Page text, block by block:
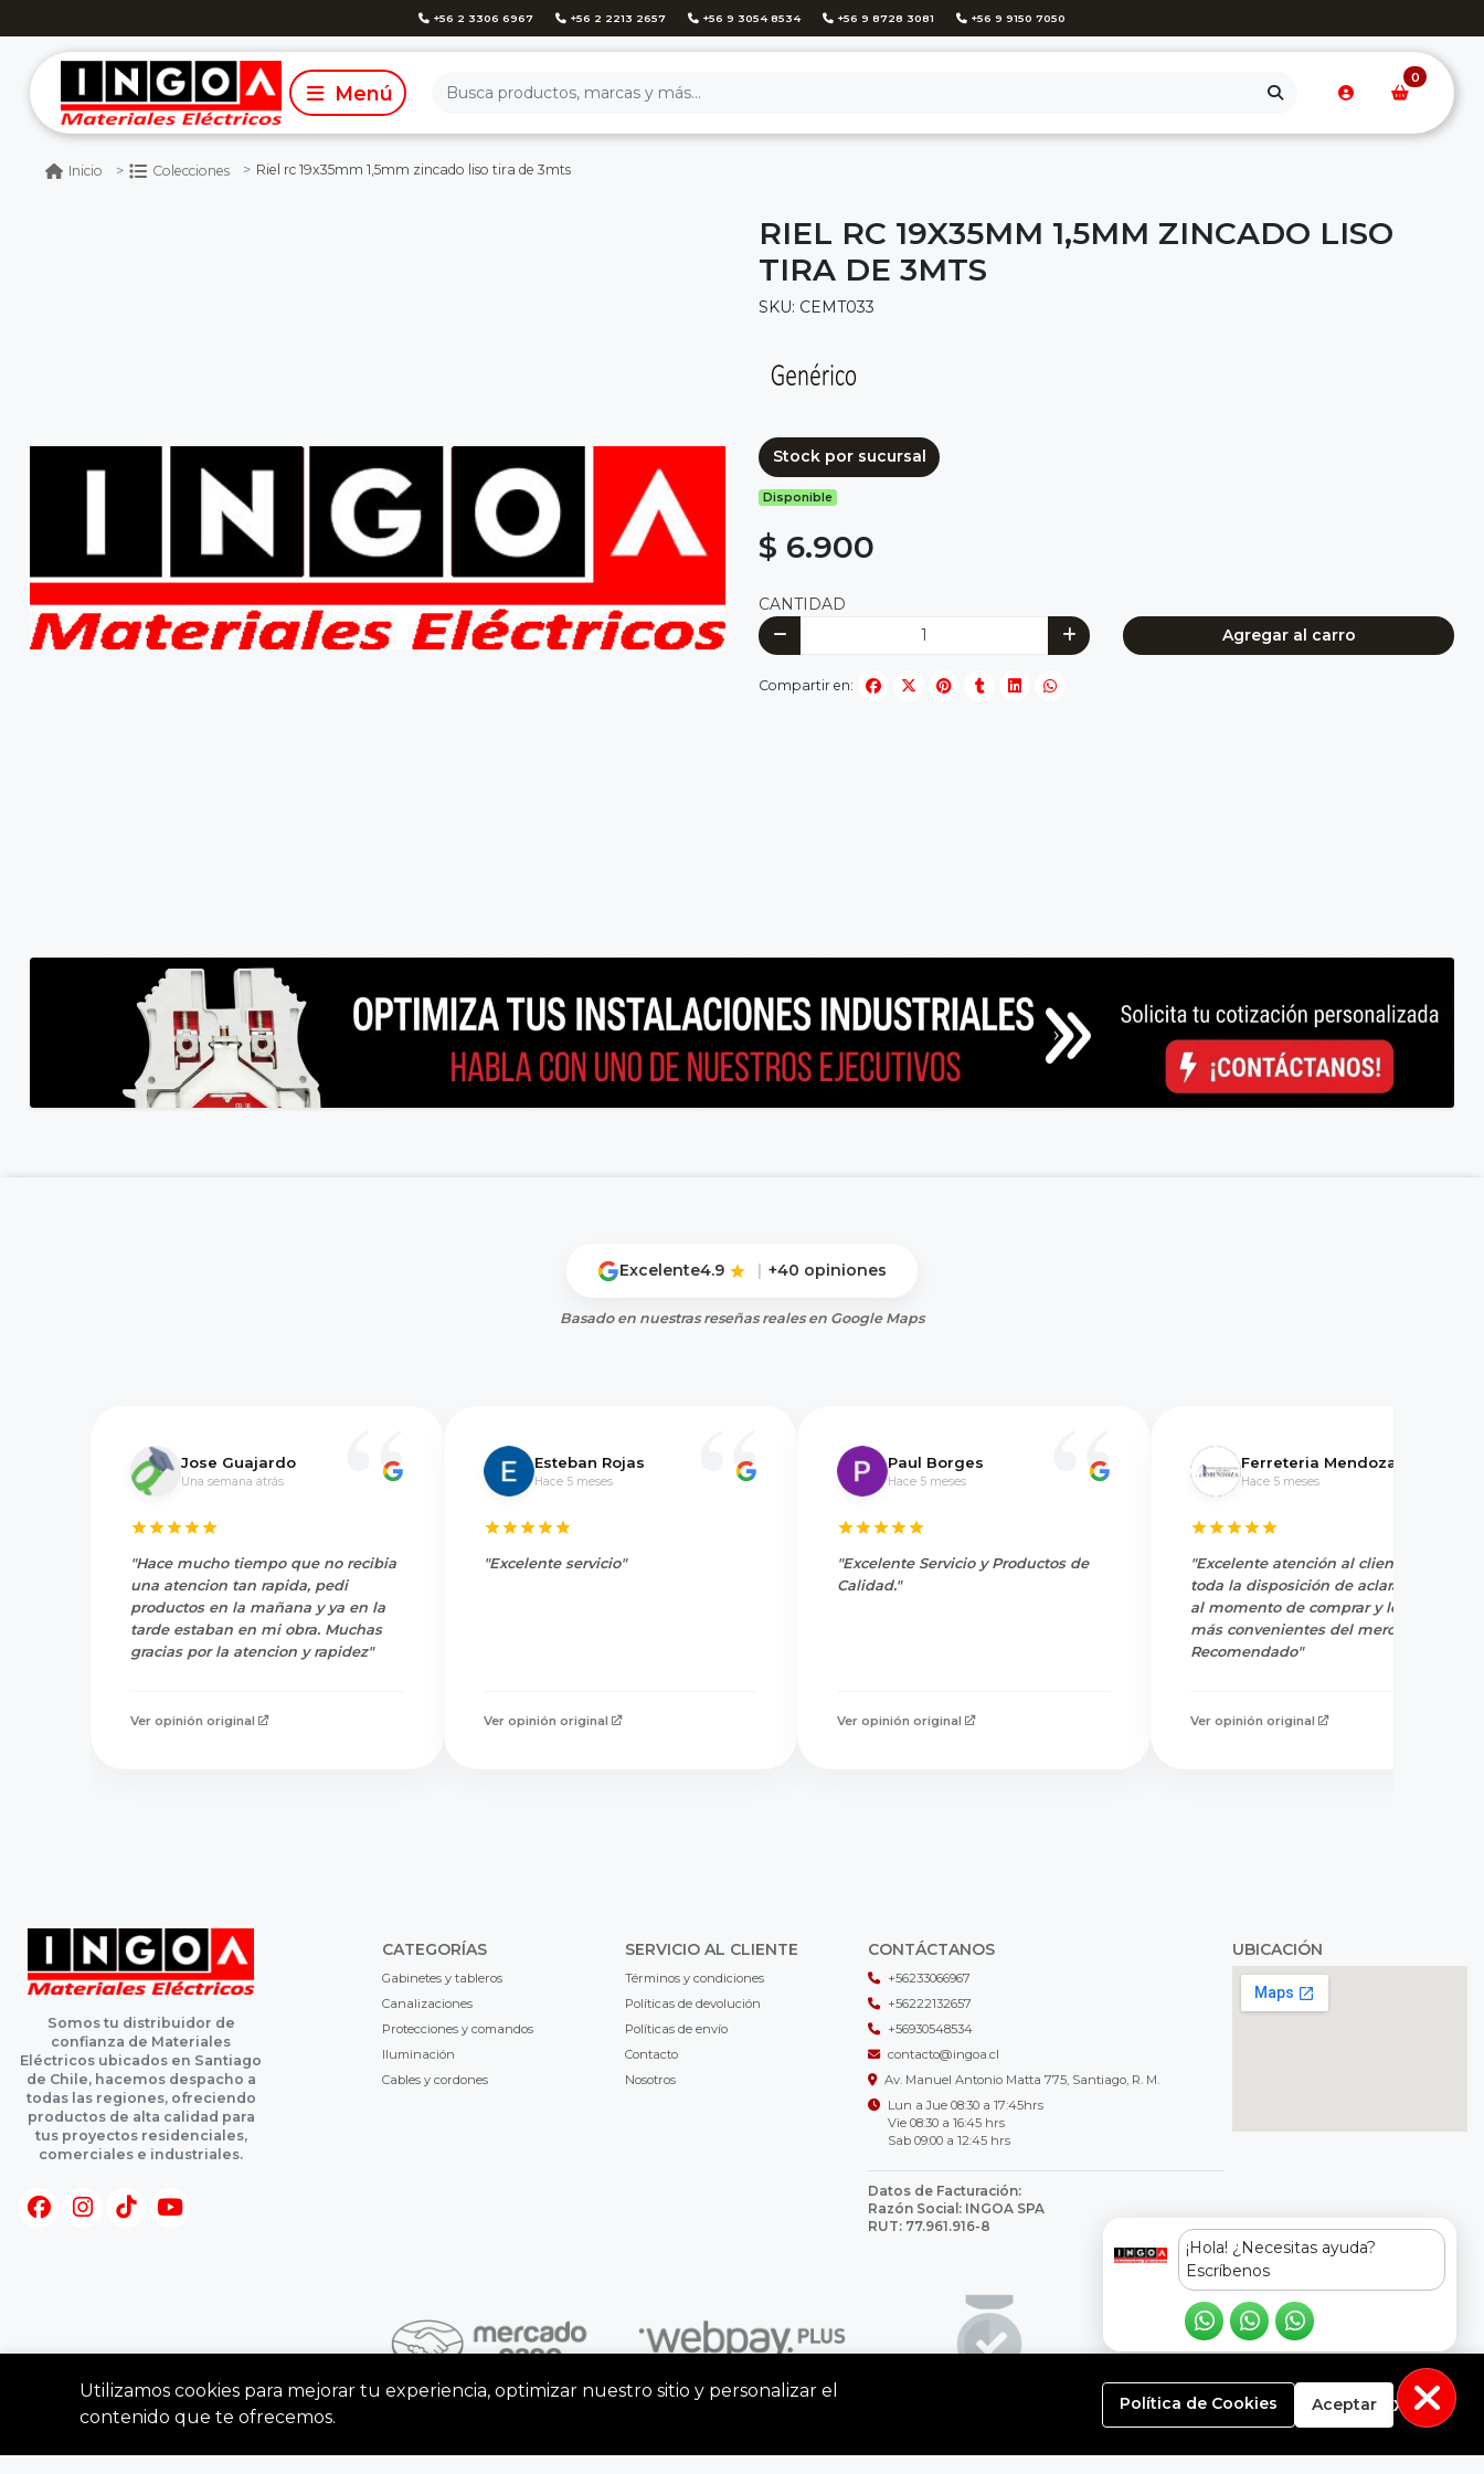
+56 2 3306 6967 +56 2 2213 2657 +56 9 3054 8534 +56 9 8728 3081 +56 9 9150 7050
0
Inicio Colecciones Riel rc 19x35mm 1,5mm zincado liso tira de 3mts
RIEL RC 19X35MM 1,5MM ZINCADO LISO
TIRA DE 3MTS
SKU: CEMT033
Stock por sucursal
Disponible
$ 6.900
CANTIDAD
Agregar al carro
Compartir en:
Excelente4.9 | +40 opiniones
Basado en nuestras reseñas reales en Google Maps
Jose Guajardo
Una semana atrás
"Hace mucho tiempo que no recibia
una atencion tan rapida, pedi
productos en la mañana y ya en la
tarde estaban en mi obra. Muchas
gracias por la atencion y rapidez"
Ver opinión original
Esteban Rojas
Hace 5 meses
"Excelente servicio"
Ver opinión original
Paul Borges
Hace 5 meses
"Excelente Servicio y Productos de
Calidad."
Ver opinión original
Ferreteria Mendoza
Hace 5 meses
"Excelente atención al cliente, tienen
toda la disposición de aclarar dudas
al momento de comprar y los precios
más convenientes del mercado.
Recomendado"
Ver opinión original
Somos tu distribuidor de
confianza de Materiales
Eléctricos ubicados en Santiago
de Chile, hacemos despacho a
todas las regiones, ofreciendo
productos de alta calidad para
tus proyectos residenciales,
comerciales e industriales.
CATEGORÍAS
Gabinetes y tableros
Canalizaciones
Protecciones y comandos
Iluminación
Cables y cordones
SERVICIO AL CLIENTE
Términos y condiciones
Políticas de devolución
Políticas de envío
Contacto
Nosotros
CONTÁCTANOS
+56233066967
+56222132657
+56930548534
contacto@ingoa.cl
Av. Manuel Antonio Matta 775, Santiago, R. M.
Lun a Jue 08:30 a 17:45hrs
Vie 08:30 a 16:45 hrs
Sab 09:00 a 12:45 hrs
Datos de Facturación:
Razón Social: INGOA SPA
RUT: 77.961.916-8
UBICACIÓN
¡Hola! ¿Necesitas ayuda?
Escríbenos
Utilizamos cookies para mejorar tu experiencia, optimizar nuestro sitio y personalizar el
contenido que te ofrecemos.
Política de Cookies Aceptar x